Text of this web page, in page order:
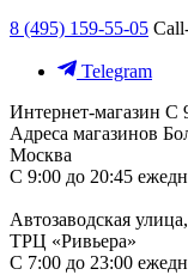
8 (495) 159-55-05
Telegram
Интернет-магазин С
Адреса магазинов
Москва
С 9:00 до 20:45
Автозаводская
ТРЦ «Ривьера»
С 7:00 до 23:00